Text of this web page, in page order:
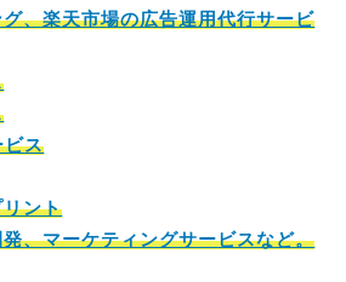
、楽天市場の広告運用代行サービ
ビス
ント
、マーケティングサービスなど。